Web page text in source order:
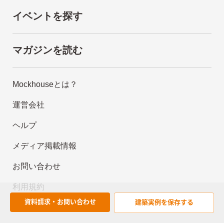
資料請求・お問い合わせ 建築実例を保存する
イベントを探す
マガジンを読む
Mockhouseとは？
運営会社
ヘルプ
メディア掲載情報
お問い合わせ
利用規約
プライバシーポリシー